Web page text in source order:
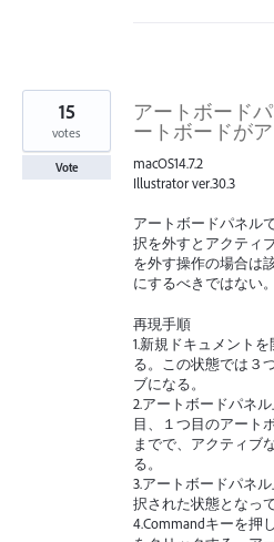
アートボード
ートボードが
macOS14.7.2
Illustrator ver.30.3
アートボードパネル
択を外すとアクティ
を外す操作の場合は
にするべきではない
再現手順
1.新規ドキュメント
る。この状態では３
ブになる。
2.アートボードパネ
目、１つ目のアート
までで、アクティブ
る。
3.アートボードパネ
択された状態となって
4.Commandキーを押
15
votes
Vote